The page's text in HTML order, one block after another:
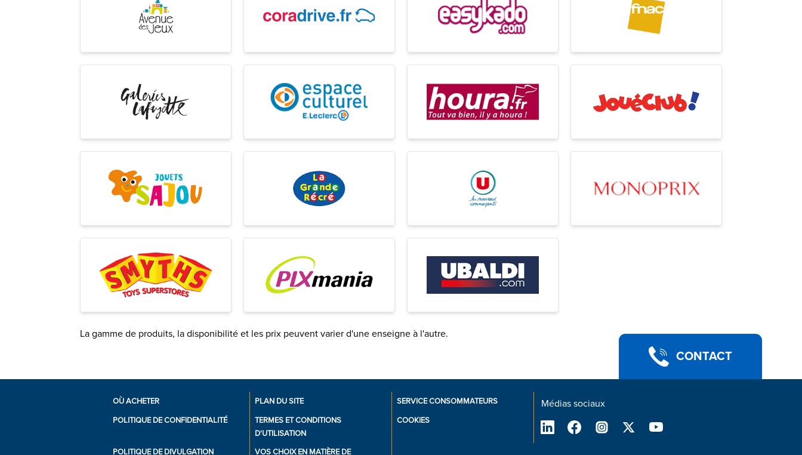
La gamme de produits, la disponibilité et les prix peuvent varier d'une enseigne à l'autre.
CONTACT
OÙ ACHETER PLAN DU SITE
SERVICE CONSOMMATEURS
POLITIQUE DE CONFIDENTIALITÉ
TERMES ET CONDITIONS
D'UTILISATION
COOKIES
POLITIQUE DE DIVULGATION VOS CHOIX EN MATIÈRE DE
Médias sociaux